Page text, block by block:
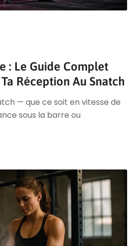
: Le Guide Complet
Réception Au Snatch
— que ce soit en vitesse de
sous la barre ou